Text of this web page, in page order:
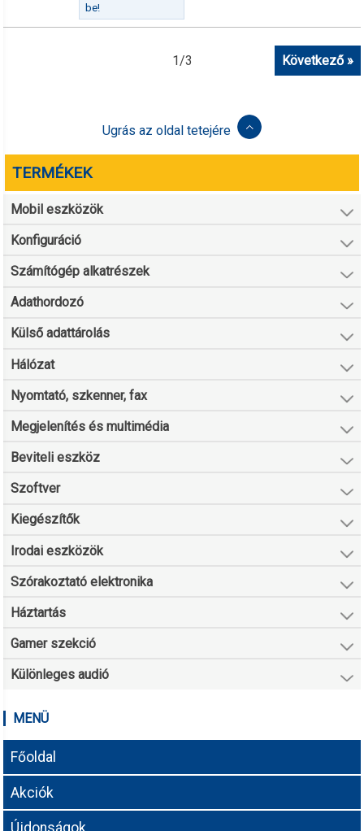
be!
1/3 Következő »
Ugrás az oldal tetejére
TERMÉKEK
Mobil eszközök
Konfiguráció
Számítógép alkatrészek
Adathordozó
Külső adattárolás
Hálózat
Nyomtató, szkenner, fax
Megjelenítés és multimédia
Beviteli eszköz
Szoftver
Kiegészítők
Irodai eszközök
Szórakoztató elektronika
Háztartás
Gamer szekció
Különleges audió
MENÜ
Főoldal
Akciók